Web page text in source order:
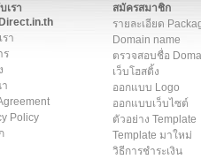
เรา
า
ร
Policy
สมัครสมาชิก
รายละเอียด
Domain name
ตรวจสอบชื่อ
เว็บโฮสติ้ง
ออกแบบ Logo
ออกแบบเว็บไซต์
ตัวอย่าง Template
Template มาใหม่
วิธีการชำระเงิน